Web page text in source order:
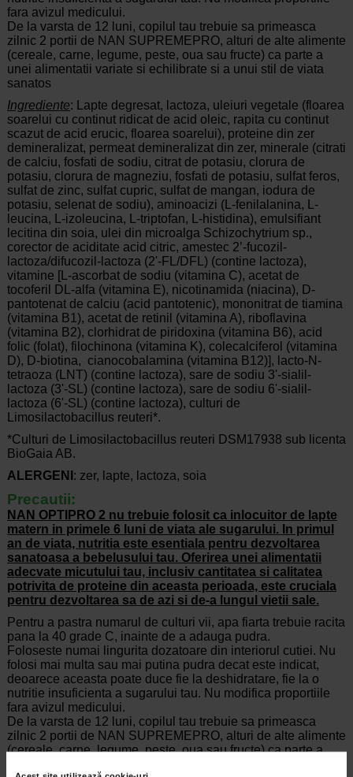
fara avizul medicului.
De la varsta de 12 luni, copilul tau trebuie sa primeasca
zilnic 2 portii de NAN SUPREMEPRO, alturi de alte alimente
(cereale, carne, legume, peste, oua sau fructe) ca parte a
unei alimentatii variate si echilibrate si a unui stil de viata
sanatos
Ingrediente: Lapte degresat, lactoza, uleiuri vegetale (floarea
soarelui cu continut ridicat de acid oleic, rapita cu continut
scazut de acid erucic, floarea soarelui), proteine din zer
demineralizat, permeat demineralizat din zer, minerale (citrati
de calciu, fosfati de sodiu, citrat de potasiu, clorura de
potasiu, clorura de magneziu, fosfati de potasiu, sulfat feros,
sulfat de zinc, sulfat cupric, sulfat de mangan, iodura de
potasiu, selenat de sodiu), aminoacizi (L-fenilalanina, L-
leucina, L-izoleucina, L-triptofan, L-histidina), emulsifiant
lecitina din soia, ulei din microalga Schizochytrium sp.,
corector de aciditate acid citric, amestec 2’-fucozil-
lactoza/difucozil-lactoza (2'-FL/DFL) (contine lactoza),
vitamine [L-ascorbat de sodiu (vitamina C), acetat de
tocoferil DL-alfa (vitamina E), nicotinamida (niacina), D-
pantotenat de calciu (acid pantotenic), mononitrat de tiamina
(vitamina B1), acetat de retinil (vitamina A), riboflavina
(vitamina B2), clorhidrat de piridoxina (vitamina B6), acid
folic (folat), filochinona (vitamina K), colecalciferol (vitamina
D), D-biotina, cianocobalamina (vitamina B12)], lacto-N-
tetraoza (LNT) (contine lactoza), sare de sodiu 3'-sialil-
lactoza (3'-SL) (contine lactoza), sare de sodiu 6'-sialil-
lactoza (6'-SL) (contine lactoza), culturi de
Limosilactobacillus reuteri*.
*Culturi de Limosilactobacillus reuteri DSM17938 sub licenta
BioGaia AB.
ALERGENI : zer, lapte, lactoza, soia
Precautii:
NAN OPTIPRO 2 nu trebuie folosit ca inlocuitor de lapte
matern in primele 6 luni de viata ale sugarului. In primul
an de viata, nutritia este esentiala pentru dezvoltarea
sanatoasa a bebelusului tau. Oferirea unei alimentatii
adecvate micutului tau, inclusiv cantitatea si calitatea
potrivita de proteine din aceasta perioada, este cruciala
pentru dezvoltarea sa de azi si de-a lungul vietii sale.
Pentru a pastra numarul de culturi vii, apa fiarta trebuie racita
pana la 40 grade C, inainte de a adauga pudra.
Foloseste numai lingurita dozatoare din interiorul cutiei. Nu
folosi mai multa sau mai putina pudra decat este indicat,
deoarece aceasta poate duce fie la deshidratare, fie la o
nutritie insuficienta a sugarului tau. Nu modifica proportiile
fara avizul medicului.
De la varsta de 12 luni, copilul tau trebuie sa primeasca
zilnic 2 portii de NAN SUPREMEPRO, alturi de alte alimente
(cereale, carne, legume, peste, oua sau fructe) ca parte a